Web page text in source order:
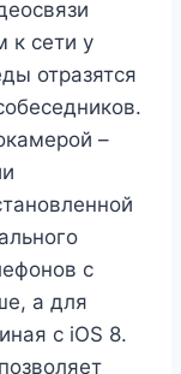
к сети у
отразятся
–
с
а для
с iOS 8.